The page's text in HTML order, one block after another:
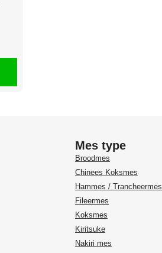
Mes type
Broodmes
Chinees Koksmes
Hammes / Trancheermes
Fileermes
Koksmes
Kiritsuke
Nakiri mes